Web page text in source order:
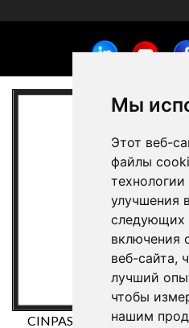
Мы
Этот веб-
файлы
улучшения
следующих
включения
веб-сайта,
лучший
чтобы
нашим
CINPASA Cintas y